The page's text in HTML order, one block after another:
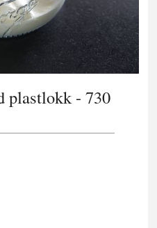
plastlokk - 730